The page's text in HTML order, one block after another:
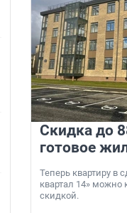
Скидка до
готовое
Теперь квартиру в
квартал 14» можно
скидкой.